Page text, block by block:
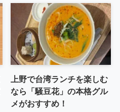
上野で台湾ランチを楽しむ
なら「騒豆花」の本格グル
メがおすすめ！